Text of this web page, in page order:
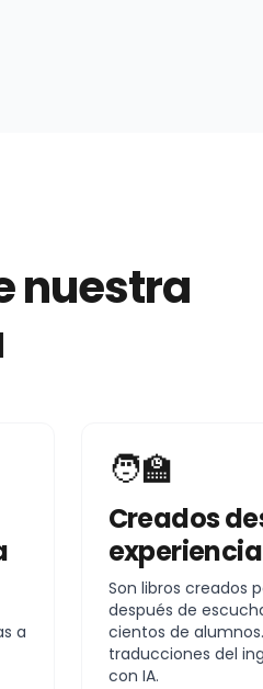
nuestra
a
🧑‍🏫
Creados
experiencia
Son libros creados
después de
cientos de
traducciones del
con IA.